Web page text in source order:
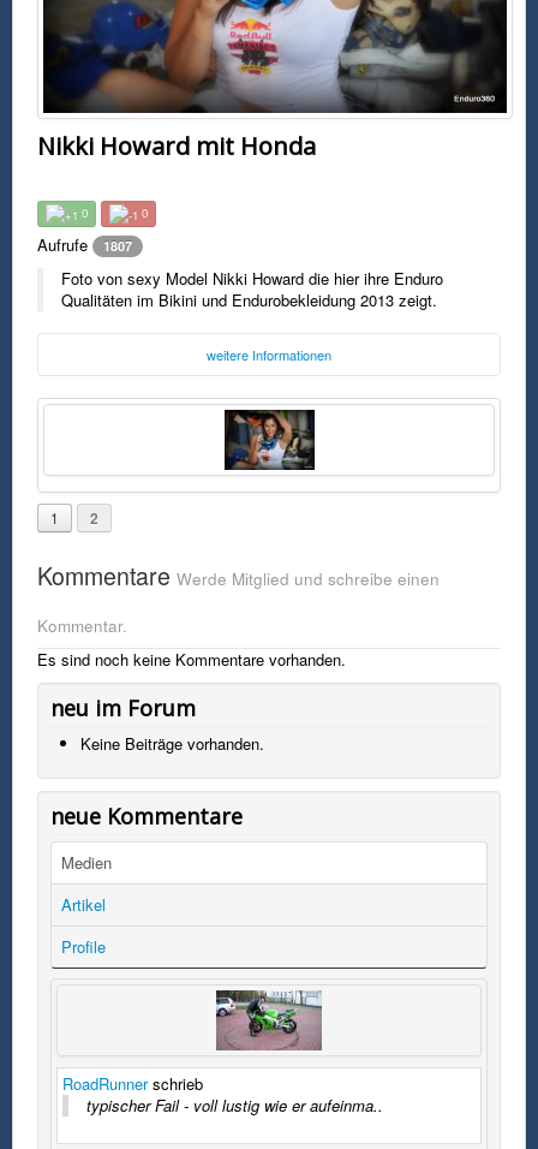
Nikki Howard mit Honda
0 0
Aufrufe 1807
Foto von sexy Model Nikki Howard die hier ihre Enduro
Qualitäten im Bikini und Endurobekleidung 2013 zeigt.
weitere Informationen
Foto:Enduro360
Freitag, 23. September 2016 23:32 Uhr
FSK0
Foto von sexy Model Nikki Howard die hier ihre Enduro Qualitäten im
1 2
Kommentare Werde Mitglied und schreibe einen
Kommentar.
Es sind noch keine Kommentare vorhanden.
neu im Forum
Keine Beiträge vorhanden.
neue Kommentare
Medien
Artikel
Profile
RoadRunnerschrieb
typischer Fail - voll lustig wie er aufeinma..